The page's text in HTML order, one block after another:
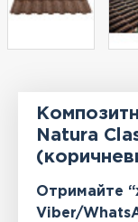
Natura
Отримайте
Viber/